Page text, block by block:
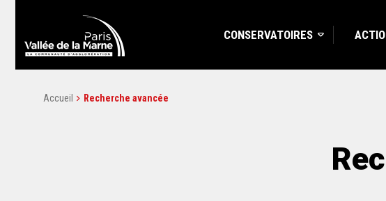
CONSERVATOIRES
Accueil Recherche avancée